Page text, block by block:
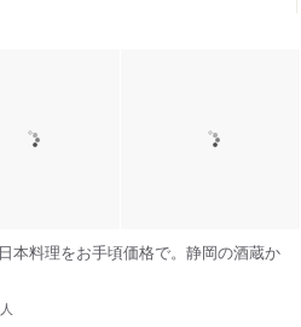
本料理をお手頃価格で。静岡の酒蔵か
人